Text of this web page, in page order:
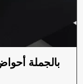
بالجملة